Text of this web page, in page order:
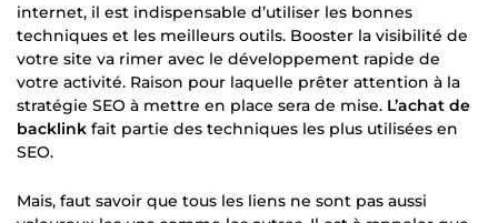
internet, il est indispensable d’utiliser les bonnes
techniques et les meilleurs outils. Booster la visibilité de
votre site va rimer avec le développement rapide de
votre activité. Raison pour laquelle prêter attention à la
stratégie SEO à mettre en place sera de mise. L’achat de
backlink fait partie des techniques les plus utilisées en
SEO.
Mais, faut savoir que tous les liens ne sont pas aussi